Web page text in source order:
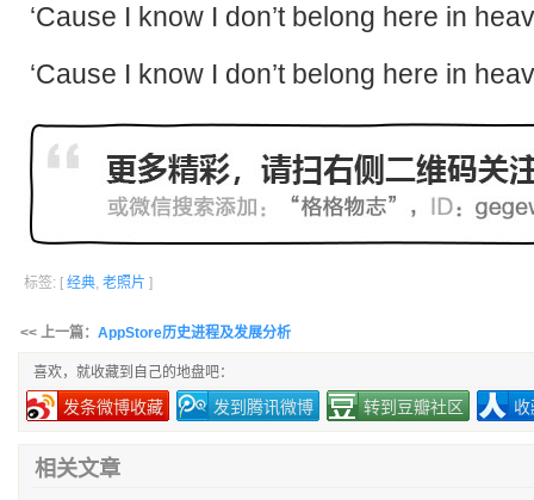
‘Cause I know I don’t belong here in
‘Cause I know I don’t belong here in
标签: [ 经典, 老照片 ]
<< 上一篇： AppStore历史进程及发展分析
喜欢，就收藏到自己的地盘吧：
发条微博收藏 发到腾讯微博 转到豆瓣社区
相关文章